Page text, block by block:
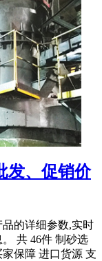
发、促销价
的详细参数,实时
共 46件 制砂选
保障 进口货源 支